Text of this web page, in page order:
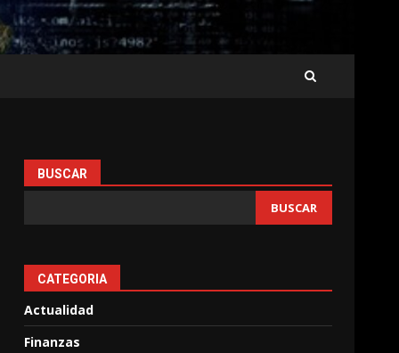
BUSCAR
BUSCAR
CATEGORIA
Actualidad
Finanzas